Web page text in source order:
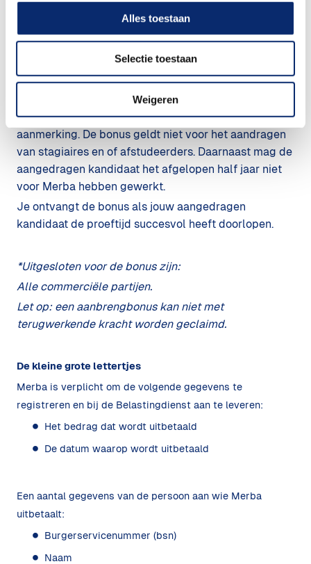
Alles toestaan
Selectie toestaan
Weigeren
Als het een match is, en jouw aangedragen
kandidaat na indiensttreding bij Merba de
Iedereen* komt voor de aanbrengbonus in
aanmerking. De bonus geldt niet voor het aandragen
van stagiaires en of afstudeerders. Daarnaast mag de
aangedragen kandidaat het afgelopen half jaar niet
voor Merba hebben gewerkt.
Je ontvangt de bonus als jouw aangedragen
kandidaat de proeftijd succesvol heeft doorlopen.
*Uitgesloten voor de bonus zijn:
Alle commerciële partijen.
Let op: een aanbrengbonus kan niet met
terugwerkende kracht worden geclaimd.
De kleine grote lettertjes
Merba is verplicht om de volgende gegevens te
registreren en bij de Belastingdienst aan te leveren:
Het bedrag dat wordt uitbetaald
De datum waarop wordt uitbetaald
Een aantal gegevens van de persoon aan wie Merba
uitbetaalt:
Burgerservicenummer (bsn)
Naam